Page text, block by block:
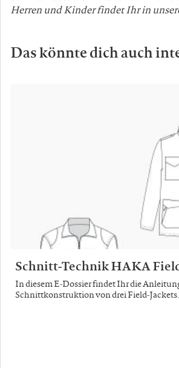
Herren und Kinder findet Ihr in
Das könnte dich auch
Schnitt-Technik HAKA
In diesem E-Dossier findet Ihr die
Schnittkonstruktion von drei Field-Jackets.